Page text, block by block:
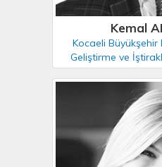
Kemal
Kocaeli
Geliştirme ve